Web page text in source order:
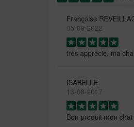
Françoise
05-09-2022
très apprécié, ma
ISABELLE
13-08-2017
Bon produit mon